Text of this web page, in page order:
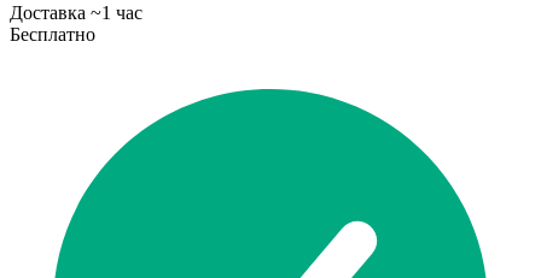
Доставка ~1 час
Бесплатно